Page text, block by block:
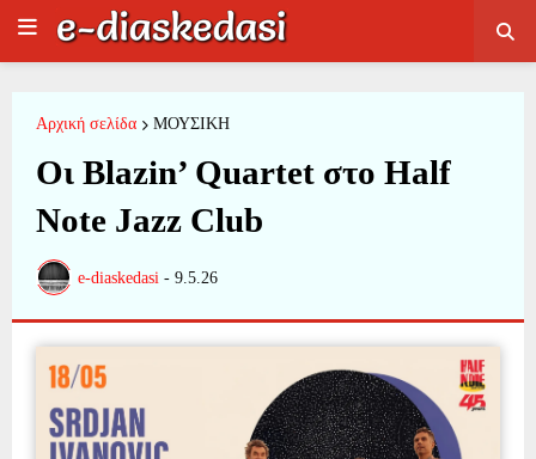
Αρχική σελίδα ΜΟΥΣΙΚΗ
Οι Blazin’ Quartet στο Half
Note Jazz Club
e-diaskedasi - 9.5.26